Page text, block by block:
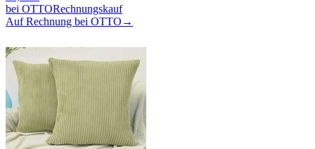
bei OTTORechnungskauf
Auf Rechnung bei OTTO →